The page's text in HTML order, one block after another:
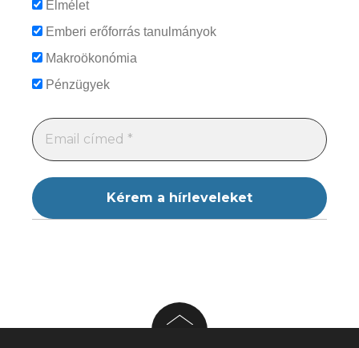
Elmélet
Emberi erőforrás tanulmányok
Makroökonómia
Pénzügyek